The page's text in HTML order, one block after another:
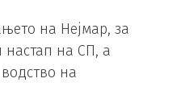
на Нејмар, за
настап на СП, а
на